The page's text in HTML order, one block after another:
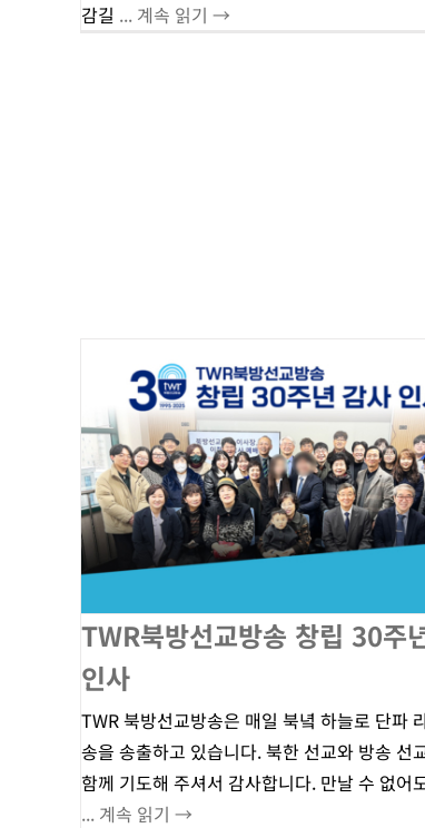
감길 ... 계속 읽기 →
TWR북방선교방송 창립 30주
인사
TWR 북방선교방송은 매일 북녘 하늘로 단파
송을 송출하고 있습니다. 북한 선교와 방송 선
함께 기도해 주셔서 감사합니다. 만날 수 없어
... 계속 읽기 →